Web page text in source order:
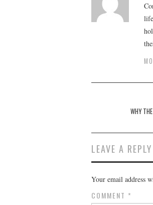
navigation
WHY
LEAVE A REPLY
Your email address
COMMENT *